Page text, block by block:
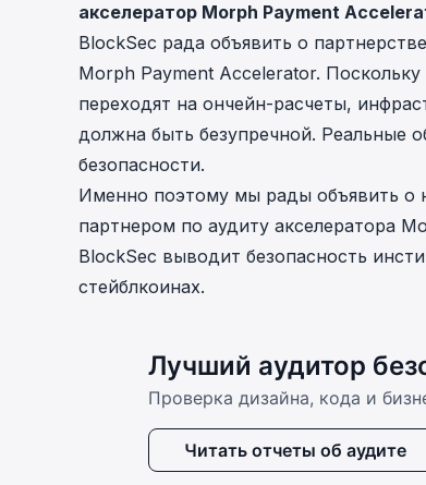
акселератор Morph Payment
BlockSec рада объявить о
Morph Payment Accelerator.
переходят на ончейн-расчеты,
должна быть безупречной. Реальные
безопасности.
Именно поэтому мы рады объявить о
партнером по аудиту акселератора
BlockSec выводит безопасность
стейблкоинах.
Лучший аудитор
Проверка дизайна, кода и
Читать отчеты об аудите